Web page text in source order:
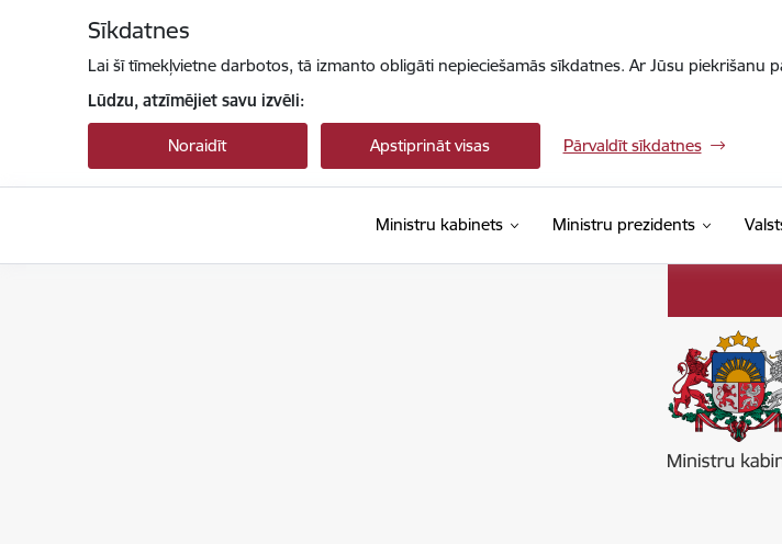
Sīkdatnes
Lai šī tīmekļvietne darbotos, tā izmanto obligāti nepieciešamās sīkdatnes. Ar Jūsu
Lūdzu, atzīmējiet savu izvēli:
Noraidīt Apstiprināt visas Pārvaldīt sīkdatnes
Ministru kabinets Ministru prezidents